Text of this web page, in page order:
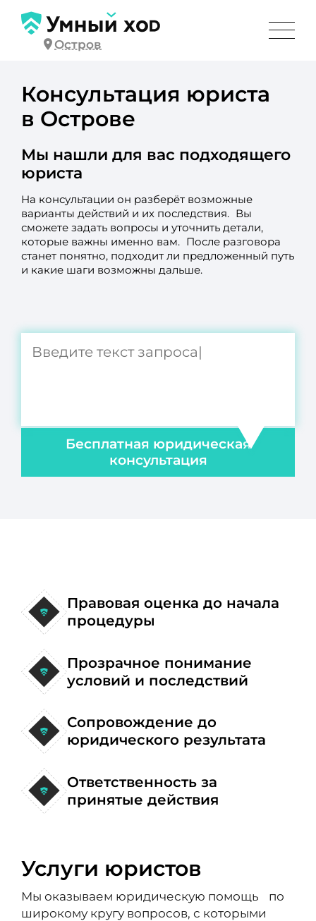
Остров
Консультация юриста
в Острове
Мы нашли для вас подходящего
юриста
На консультации он разберёт возможные
варианты действий и их последствия. Вы
сможете задать вопросы и уточнить детали,
которые важны именно вам. После разговора
станет понятно, подходит ли предложенный путь
и какие шаги возможны дальше.
Бесплатная юридическая
консультация
Правовая оценка до начала
процедуры
Прозрачное понимание
условий и последствий
Сопровождение до
юридического результата
Ответственность за
принятые действия
Услуги юристов
Мы оказываем юридическую помощь по
широкому кругу вопросов, с которыми